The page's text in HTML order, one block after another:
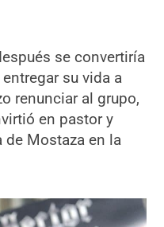
se convertiría
su vida a
renunciar al grupo,
en pastor y
Mostaza en la